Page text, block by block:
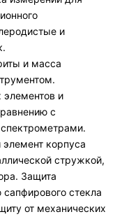
и
и масса
элементов и
с
корпуса
стружкой,
Защита
стекла
от механических